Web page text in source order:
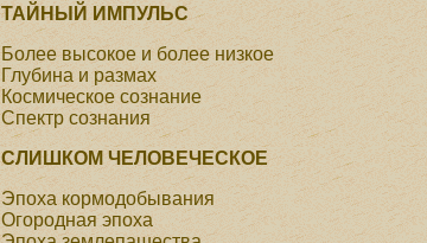
ТАЙНЫЙ ИМПУЛЬС
Более высокое и более низкое
Глубина и размах
Космическое сознание
Спектр сознания
СЛИШКОМ ЧЕЛОВЕЧЕСКОЕ
Эпоха кормодобывания
Огородная эпоха